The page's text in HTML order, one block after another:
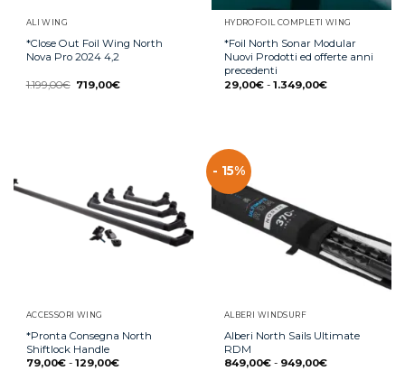
ALI WING
*Close Out Foil Wing North
Nova Pro 2024 4,2
1.199,00€ 719,00€
HYDROFOIL COMPLETI WING
*Foil North Sonar Modular
Nuovi Prodotti ed offerte anni
precedenti
29,00€ - 1.349,00€
ACCESSORI WING
*Pronta Consegna North
Shiftlock Handle
79,00€ - 129,00€
- 15%
ALBERI WINDSURF
Alberi North Sails Ultimate
RDM
849,00€ - 949,00€